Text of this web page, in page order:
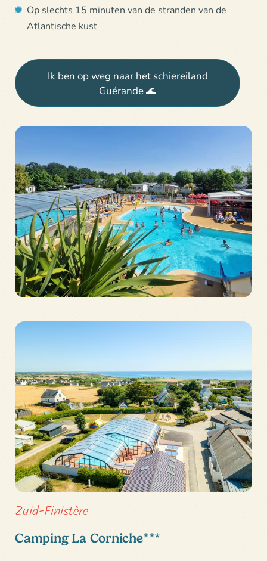
Op slechts 15 minuten van de stranden van de
Atlantische kust
Ik ben op weg naar het schiereiland
Guérande 🌊
Zuid-Finistère
Camping La Corniche***